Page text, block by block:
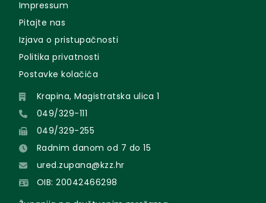
Impressum
Pitajte nas
Izjava o pristupačnosti
Politika privatnosti
Postavke kolačića
Krapina, Magistratska ulica 1
049/329-111
049/329-255
Radnim danom od 7 do 15
ured.zupana@kzz.hr
OIB: 20042466298